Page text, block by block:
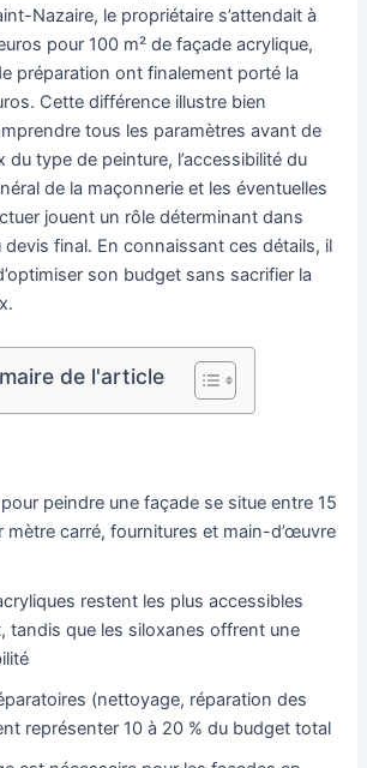
Nazaire, le propriétaire s’attendait à
pour 100 m² de façade acrylique,
préparation ont finalement porté la
Cette différence illustre bien
tous les paramètres avant de
du type de peinture, l’accessibilité du
de la maçonnerie et les éventuelles
jouent un rôle déterminant dans
devis final. En connaissant ces détails, il
son budget sans sacrifier la
de l'article
peindre une façade se situe entre 15
mètre carré, fournitures et main-d’œuvre
restent les plus accessibles
tandis que les siloxanes offrent une
(nettoyage, réparation des
représenter 10 à 20 % du budget total